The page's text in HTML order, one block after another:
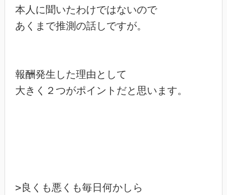
本人に聞いたわけではないので
あくまで推測の話しですが。
報酬発生した理由として
大きく２つがポイントだと思います。
>良くも悪くも毎日何かしら